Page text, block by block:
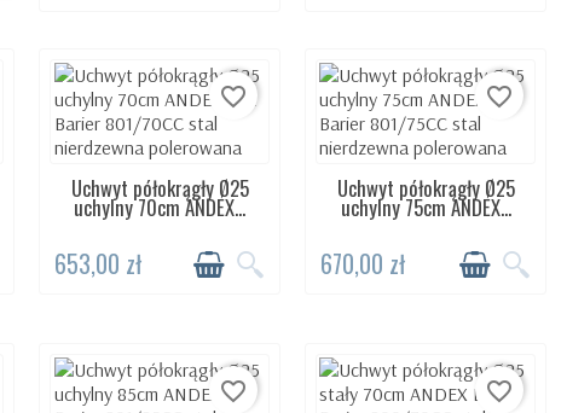
DOSTĘPNY 24H
favorite_border
Uchwyt półokrągły Ø25
uchylny 70cm ANDEX...
653,00 zł
DOSTĘPNY 24H
favorite_border
Uchwyt półokrągły Ø25
uchylny 75cm ANDEX...
670,00 zł
favorite_border favorite_border